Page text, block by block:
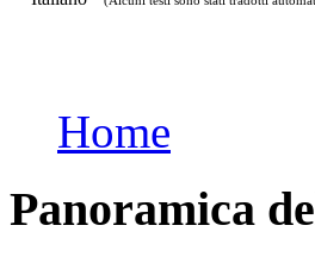
Home
Panoramica